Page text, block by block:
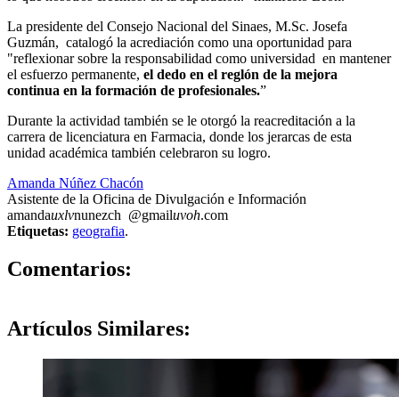
La presidente del Consejo Nacional del Sinaes, M.Sc. Josefa
Guzmán, catalogó la acrediación como una oportunidad para
"reflexionar sobre la responsabilidad como universidad en mantener
el esfuerzo permanente, el dedo en el reglón de la mejora
continua en la formación de profesionales.”
Durante la actividad también se le otorgó la reacreditación a la
carrera de licenciatura en Farmacia, donde los jerarcas de esta
unidad académica también celebraron su logro.
Amanda Núñez Chacón
Asistente de la Oficina de Divulgación e Información
amandauxlvnunezch @gmailuvoh.com
Etiquetas: geografia.
Comentarios:
Artículos Similares: